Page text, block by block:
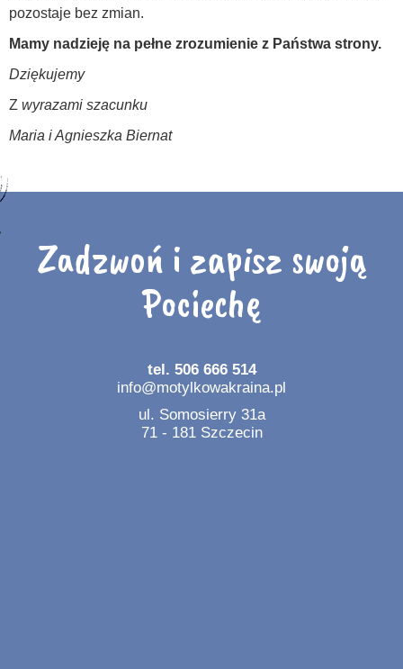
pozostaje bez zmian.
Mamy nadzieję na pełne zrozumienie z Państwa strony.
Dziękujemy
Z wyrazami szacunku
Maria i Agnieszka Biernat
Zadzwoń i zapisz swoją
Pociechę
tel. 506 666 514
info@motylkowakraina.pl
ul. Somosierry 31a
71 - 181 Szczecin